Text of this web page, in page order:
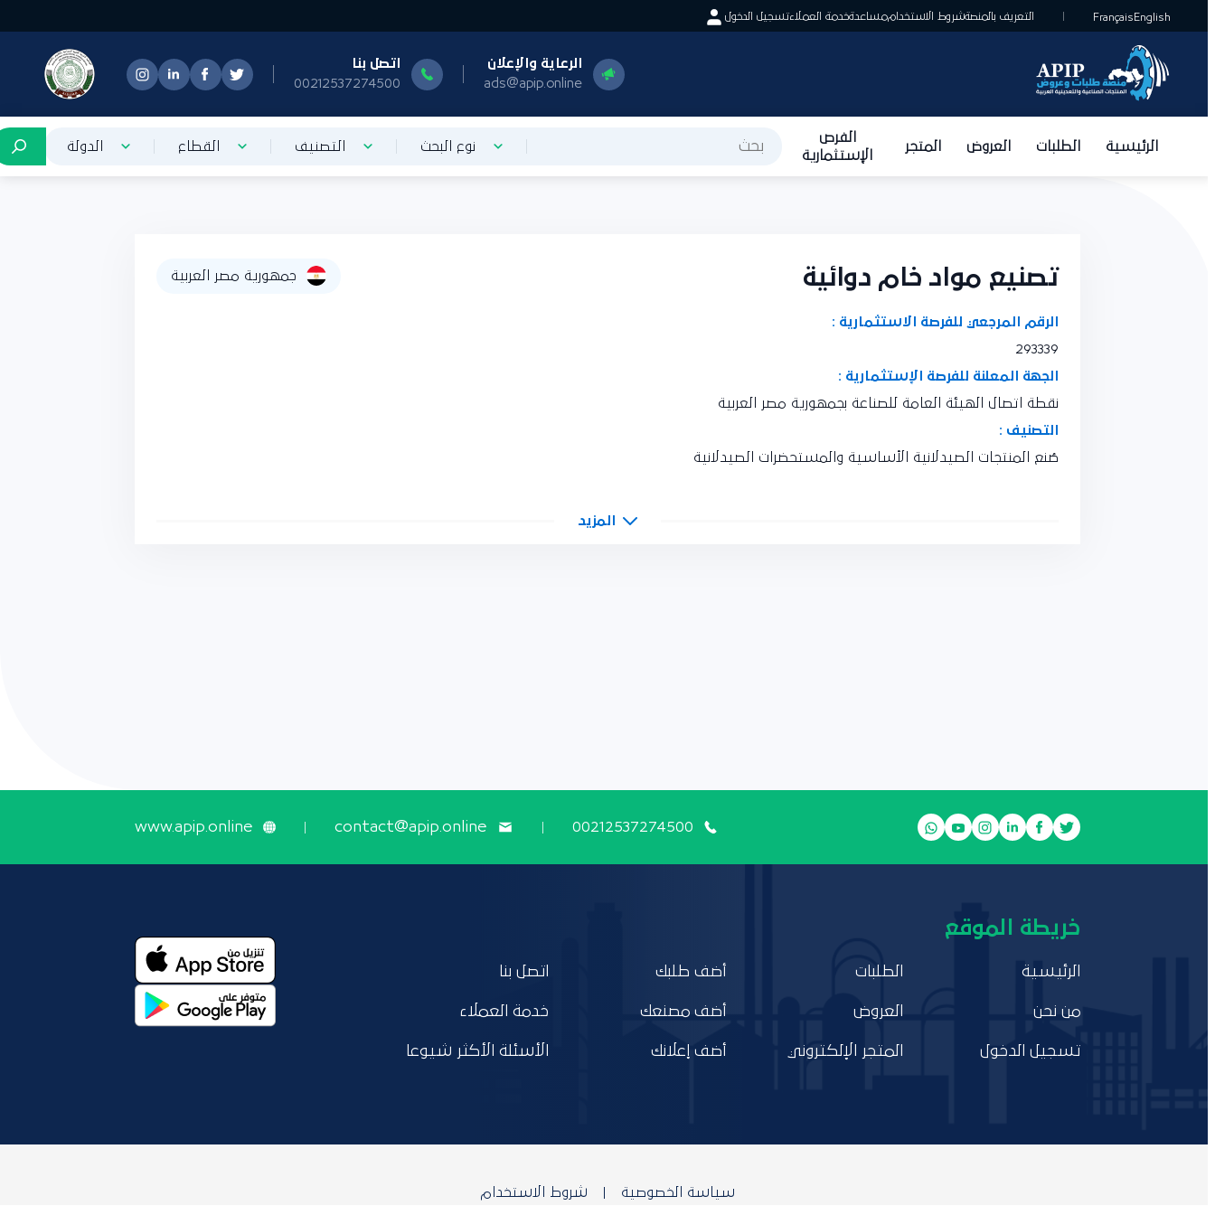
English
Français التعريف بالمنصةشروط الاستخداممساعدةخدمة العملاءتسجيل الدخول
الرعاية والإعلان
ads@apip.online
اتصل بنا
00212537274500
الرئيسية الطلبات العروض المتجر
الفرص
الإستثمارية
نوع البحث التصنيف القطاع الدولة
تصنيع مواد خام دوائية جمهورية مصر العربية
الرقم المرجعي للفرصة الاستثمارية :
293339
الجهة المعلنة للفرصة الإستثمارية :
نقطة اتصال الهيئة العامة للصناعة بجمهورية مصر العربية
التصنيف :
صُنع المنتجات الصيدلانية الأساسية والمستحضرات الصيدلانية
المزيد
00212537274500
contact@apip.online
www.apip.online
خريطة الموقع
الرئيسية
من نحن
تسجيل الدخول
الطلبات
العروض
المتجر الإلكتروني
أضف طلبك
أضف مصنعك
أضف إعلانك
اتصل بنا
خدمة العملاء
الأسئلة الأكثر شيوعا
سياسة الخصوصية شروط الاستخدام